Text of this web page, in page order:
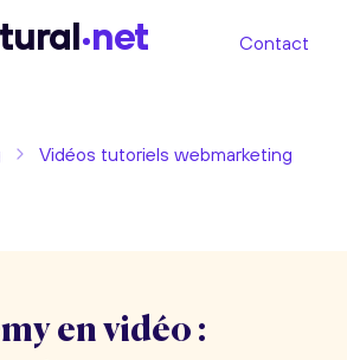
net Contact
Vidéos tutoriels webmarketing
en vidéo :